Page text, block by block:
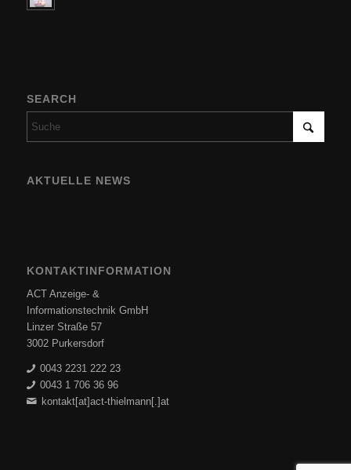
SEARCH
AKTUELLE NEWS
KONTAKTINFORMATION
ACT Anzeige- &
Informationstechnik GmbH
Linzer Straße 57
3002 Purkersdorf
0043 2231 222 23
0043 1 706 36 96
kontakt[at]act-thielmann[.]at